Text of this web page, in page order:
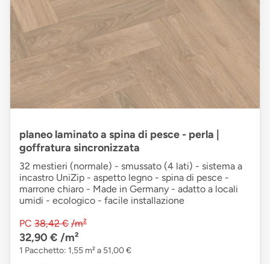
planeo laminato a spina di pesce - perla |
goffratura sincronizzata
32 mestieri (normale) - smussato (4 lati) - sistema a
incastro UniZip - aspetto legno - spina di pesce -
marrone chiaro - Made in Germany - adatto a locali
umidi - ecologico - facile installazione
PC 38,42 € /m²
32,90 € /m²
1 Pacchetto: 1,55 m² a 51,00 €